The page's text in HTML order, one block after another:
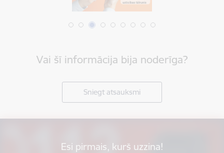
Vai šī informācija bija noderīga?
Sniegt atsauksmi
Esi pirmais, kurš uzzina!